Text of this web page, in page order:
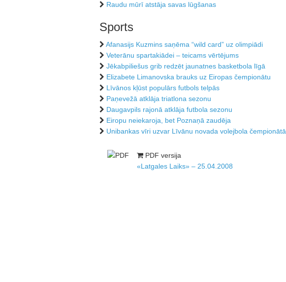
Raudu mūrī atstāja savas lūgšanas
Sports
Afanasijs Kuzmins saņēma “wild card” uz olimpiādi
Veterānu spartakiādei – teicams vērtējums
Jēkabpiliešus grib redzēt jaunatnes basketbola līgā
Elizabete Limanovska brauks uz Eiropas čempionātu
Līvānos kļūst populārs futbols telpās
Paņevežā atklāja triatlona sezonu
Daugavpils rajonā atklāja futbola sezonu
Eiropu neiekaroja, bet Poznaņā zaudēja
Unibankas vīri uzvar Līvānu novada volejbola čempionātā
PDF versija
«Latgales Laiks» – 25.04.2008